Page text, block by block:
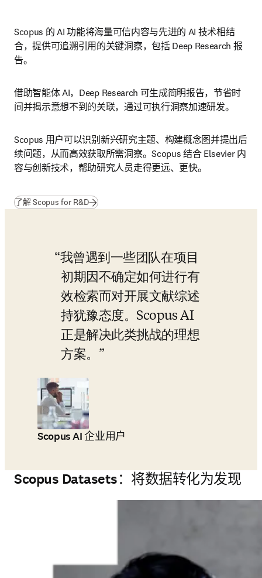
Scopus 的 AI 功能将海量可信内容与先进的 AI 技术相结
合，提供可追溯引用的关键洞察，包括 Deep Research 报
告。
借助智能体 AI，Deep Research 可生成简明报告，节省时
间并揭示意想不到的关联，通过可执行洞察加速研发。
Scopus 用户可以识别新兴研究主题、构建概念图并提出后
续问题，从而高效获取所需洞察。Scopus 结合 Elsevier 内
容与创新技术，帮助研究人员走得更远、更快。
了解 Scopus for R&D
我曾遇到一些团队在项目
初期因不确定如何进行有
效检索而对开展文献综述
持犹豫态度。Scopus AI
正是解决此类挑战的理想
方案。
Scopus AI 企业用户
Scopus Datasets：将数据转化为发现